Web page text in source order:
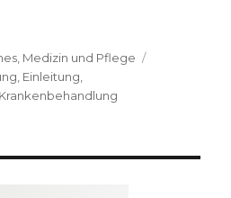
Medizin und Pflege
Einleitung
Krankenbehandlung